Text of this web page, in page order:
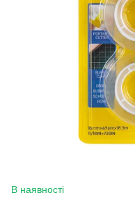
В наявності